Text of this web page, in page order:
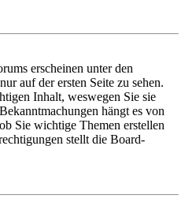
erscheinen unter den
auf der ersten Seite zu sehen.
Inhalt, weswegen Sie sie
hängt es von
Sie wichtige Themen erstellen
stellt die Board-